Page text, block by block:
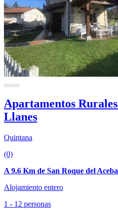
Apartamentos
Llanes
Quintana
(0)
A 9.6 Km de San Roque del
Alojamiento entero
1 - 12 personas